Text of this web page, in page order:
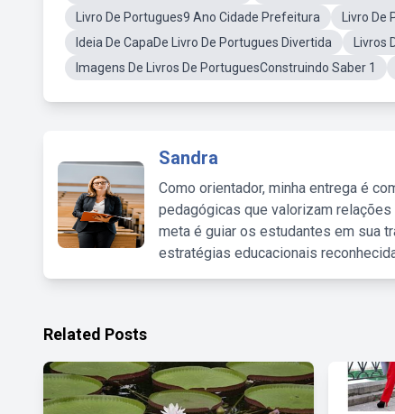
Livro De Portugues9 Ano Cidade Prefeitura
Livro
Ideia De CapaDe Livro De Portugues Divertida
Livros
Imagens De Livros De PortuguesConstruindo Saber 1
Sandra
Como orientador, minha entrega é
pedagógicas que valorizam
meta é guiar os estudantes em sua
estratégias educacionais
Related Posts